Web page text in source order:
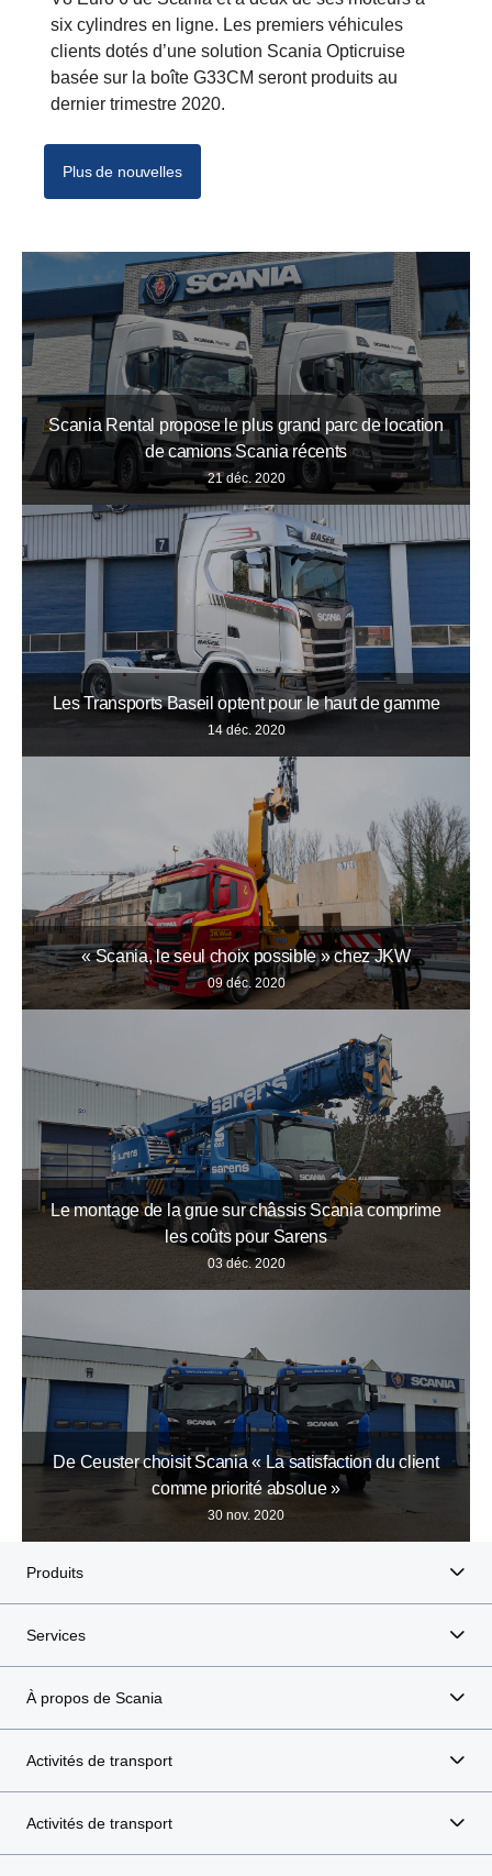
six cylindres en ligne. Les premiers véhicules
clients dotés d’une solution Scania Opticruise
basée sur la boîte G33CM seront produits au
dernier trimestre 2020.
Plus de nouvelles
Scania Rental propose le plus grand parc de location
de camions Scania récents
21 déc. 2020
Les Transports Baseil optent pour le haut de gamme
14 déc. 2020
« Scania, le seul choix possible » chez JKW
09 déc. 2020
Le montage de la grue sur châssis Scania comprime
les coûts pour Sarens
03 déc. 2020
De Ceuster choisit Scania « La satisfaction du client
comme priorité absolue »
30 nov. 2020
Produits
Services
À propos de Scania
Activités de transport
Activités de transport